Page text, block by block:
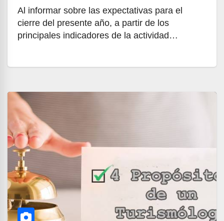
Al informar sobre las expectativas para el
cierre del presente año, a partir de los
principales indicadores de la actividad…